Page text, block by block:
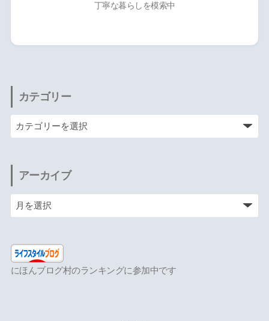
丁寧な暮らしを模索中
カテゴリー
アーカイブ
にほんブログ村のランキングに参加中です